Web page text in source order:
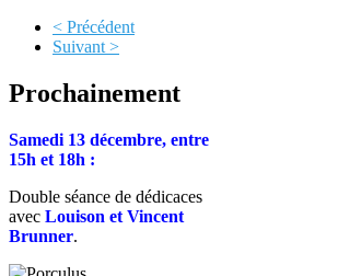
< Précédent
Suivant >
Prochainement
Samedi 13 décembre, entre
15h et 18h :
Double séance de dédicaces
avec Louison et Vincent
Brunner.